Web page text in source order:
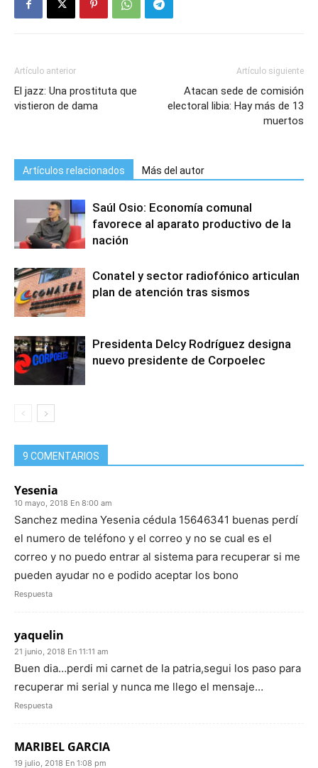
Artículo anterior
El jazz: Una prostituta que
vistieron de dama
Artículo siguiente
Atacan sede de comisión
electoral libia: Hay más de 13
muertos
Artículos relacionados Más del autor
Saúl Osio: Economía comunal
favorece al aparato productivo de la
nación
Conatel y sector radiofónico articulan
plan de atención tras sismos
Presidenta Delcy Rodríguez designa
nuevo presidente de Corpoelec
9 COMENTARIOS
Yesenia
10 mayo, 2018 En 8:00 am
Sanchez medina Yesenia cédula 15646341 buenas perdí
el numero de teléfono y el correo y no se cual es el
correo y no puedo entrar al sistema para recuperar si me
pueden ayudar no e podido aceptar los bono
Respuesta
yaquelin
21 junio, 2018 En 11:11 am
Buen dia…perdi mi carnet de la patria,segui los paso para
recuperar mi serial y nunca me llego el mensaje…
Respuesta
MARIBEL GARCIA
19 julio, 2018 En 1:08 pm